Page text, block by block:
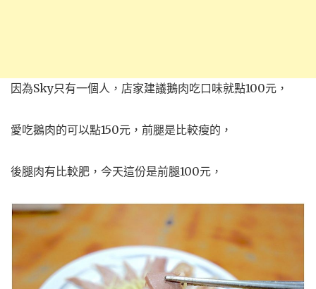
因為Sky只有一個人，店家建議鵝肉吃口味就點100元，
愛吃鵝肉的可以點150元，前腿是比較瘦的，
後腿肉有比較肥，今天這份是前腿100元，